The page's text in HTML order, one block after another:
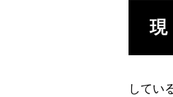
現
してい